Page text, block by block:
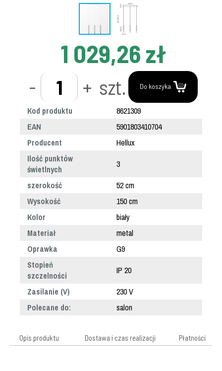
1 029,26 zł
- + szt. Do koszyka
Kod produktu
8621309
EAN
5901803410704
Producent
Hellux
Ilość punktów
świetlnych
3
szerokość
52 cm
Wysokość
150 cm
Kolor
biały
Materiał
metal
Oprawka
G9
Stopień
szczelności
IP 20
Zasilanie (V)
230 V
Polecane do:
salon
Opis produktu Dostawa i czas realizacji Płatności